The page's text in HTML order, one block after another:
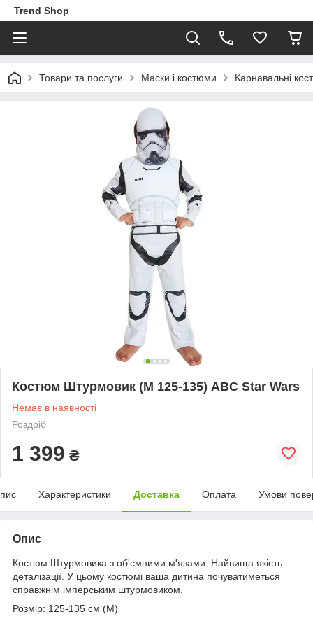
Trend Shop
Товари та послуги Маски і костюми Карнавальні
Костюм Штурмовик (М 125-135) ABC Star Wars
Немає в наявності
Роздріб
1 399 ₴
Характеристики Доставка Оплата Умови
Опис
Костюм Штурмовика з об'ємними м'язами. Найвища якість
деталізації. У цьому костюмі ваша дитина почуватиметься
справжнім імперським штурмовиком.
Розмір: 125-135 см (М)